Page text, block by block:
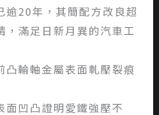
逾20年，其簡配方改良超
，滿足日新月異的汽車工
凸輪軸金屬表面軋壓裂痕
面凹凸證明愛鐵強壓不